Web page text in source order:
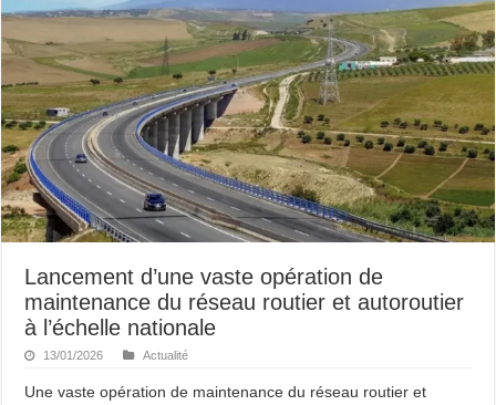
Lancement d’une vaste opération de
maintenance du réseau routier et autoroutier
à l’échelle nationale
13/01/2026 Actualité
Une vaste opération de maintenance du réseau routier et